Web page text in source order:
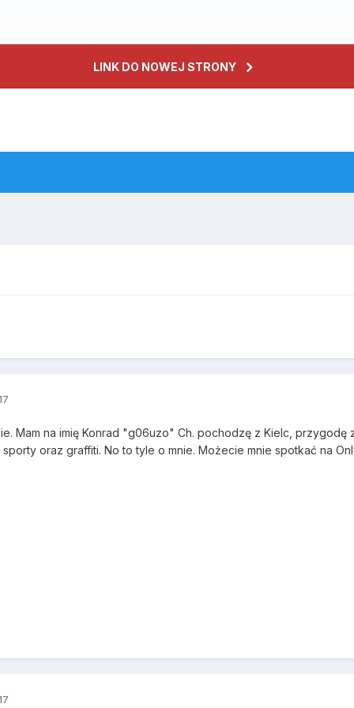
LINK DO NOWEJ STRONY
Mam na imię Konrad "g06uzo" Ch. pochodzę z Kielc,
oraz graffiti. No to tyle o mnie. Możecie mnie spotkać na